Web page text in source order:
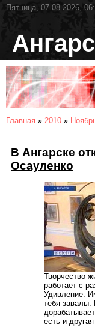
Пятница, 07.08.2026,
Главная » 2010 »
В Ангарске
Осауленко
Творчество
работает с
Удивление.
тебя завалы.
есть и